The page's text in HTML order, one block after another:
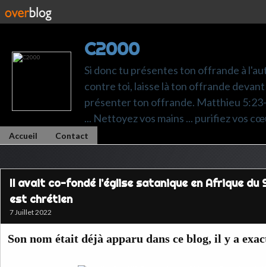
C2000
Si donc tu présentes ton offrande à
contre toi, laisse là ton offrande
présenter ton offrande. Matthieu 5:23-
... Nettoyez vos mains ... purifiez vos
Accueil Contact
Il avait co-fondé l’église satanique en Afrique du
est chrétien
7 Juillet 2022
Son nom était déjà apparu dans ce blog, il y a